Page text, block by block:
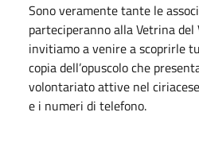
Sono veramente tante le
parteciperanno alla Vetrina
invitiamo a venire a scoprirle
copia dell’opuscolo che
volontariato attive nel
e i numeri di telefono.